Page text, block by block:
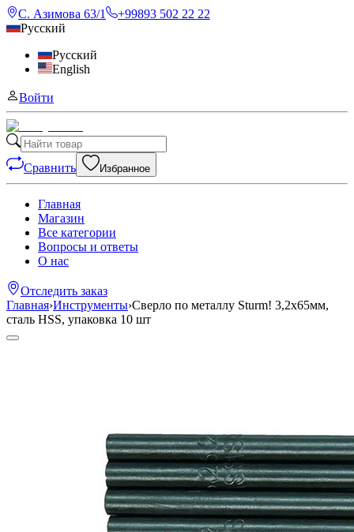
С. Азимова 63/1
+99893 502 22 22
Русский
Русский
English
Войти
Сравнить Избранное
Главная
Магазин
Все категории
Вопросы и ответы
О нас
Отследить заказ
Главная›Инструменты›Сверло по металлу Sturm! 3,2х65мм,
сталь HSS, упаковка 10 шт